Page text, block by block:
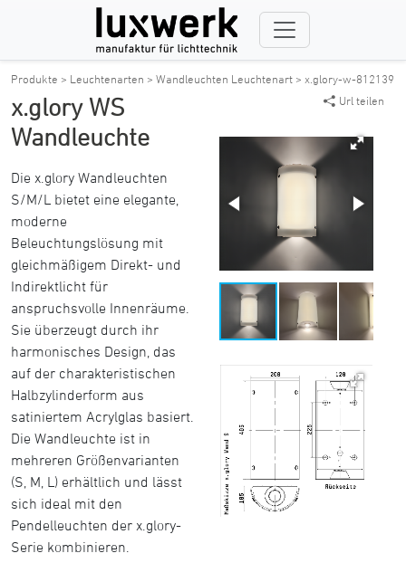
Produkte > Leuchtenarten > Wandleuchten Leuchtenart > x.glory-w-812139
Url teilen
x.glory WS
Wandleuchte
Die x.glory Wandleuchten
S/M/L bietet eine elegante,
moderne
Beleuchtungslösung mit
gleichmäßigem Direkt- und
Indirektlicht für
anspruchsvolle Innenräume.
Sie überzeugt durch ihr
harmonisches Design, das
auf der charakteristischen
Halbzylinderform aus
satiniertem Acrylglas basiert.
Die Wandleuchte ist in
mehreren Größenvarianten
(S, M, L) erhältlich und lässt
sich ideal mit den
Pendelleuchten der x.glory-
Serie kombinieren.